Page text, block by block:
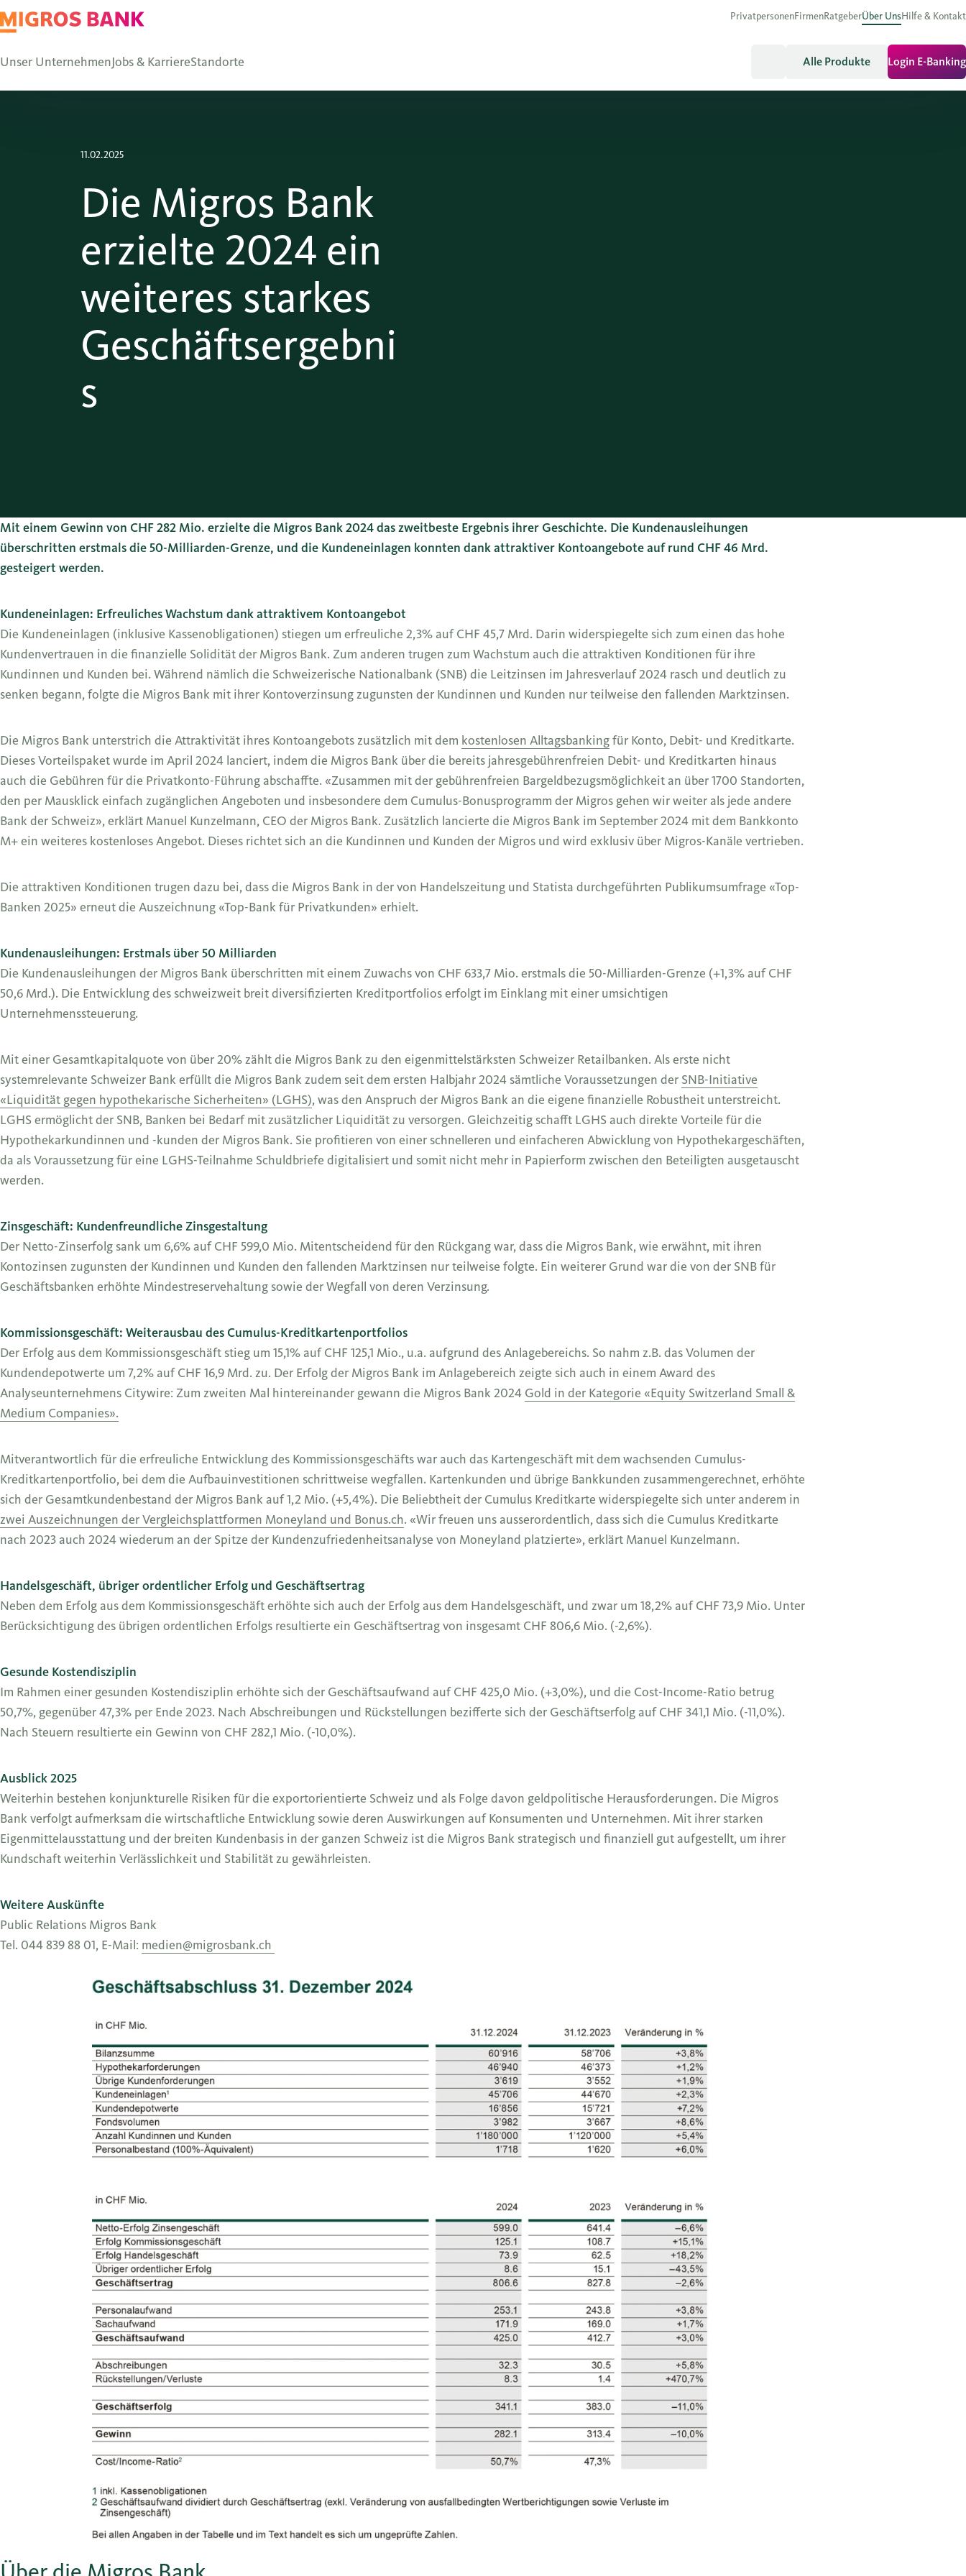
PrivatpersonenFirmenRatgeberÜber UnsHilfe & Kontakt
Unser UnternehmenJobs & KarriereStandorte Alle Produkte Login E-Banking
11.02.2025
Die Migros Bank
erzielte 2024 ein
weiteres starkes
Geschäftsergebni
s
Mit einem Gewinn von CHF 282 Mio. erzielte die Migros Bank 2024 das zweitbeste Ergebnis ihrer Geschichte. Die Kundenausleihungen
überschritten erstmals die 50-Milliarden-Grenze, und die Kundeneinlagen konnten dank attraktiver Kontoangebote auf rund CHF 46 Mrd.
gesteigert werden.
Kundeneinlagen: Erfreuliches Wachstum dank attraktivem Kontoangebot
Die Kundeneinlagen (inklusive Kassenobligationen) stiegen um erfreuliche 2,3% auf CHF 45,7 Mrd. Darin widerspiegelte sich zum einen das hohe
Kundenvertrauen in die finanzielle Solidität der Migros Bank. Zum anderen trugen zum Wachstum auch die attraktiven Konditionen für ihre
Kundinnen und Kunden bei. Während nämlich die Schweizerische Nationalbank (SNB) die Leitzinsen im Jahresverlauf 2024 rasch und deutlich zu
senken begann, folgte die Migros Bank mit ihrer Kontoverzinsung zugunsten der Kundinnen und Kunden nur teilweise den fallenden Marktzinsen.
Die Migros Bank unterstrich die Attraktivität ihres Kontoangebots zusätzlich mit dem kostenlosen Alltagsbankingfür Konto, Debit- und Kreditkarte.
Dieses Vorteilspaket wurde im April 2024 lanciert, indem die Migros Bank über die bereits jahresgebührenfreien Debit- und Kreditkarten hinaus
auch die Gebühren für die Privatkonto-Führung abschaffte. «Zusammen mit der gebührenfreien Bargeldbezugsmöglichkeit an über 1700 Standorten,
den per Mausklick einfach zugänglichen Angeboten und insbesondere dem Cumulus-Bonusprogramm der Migros gehen wir weiter als jede andere
Bank der Schweiz», erklärt Manuel Kunzelmann, CEO der Migros Bank. Zusätzlich lancierte die Migros Bank im September 2024 mit dem Bankkonto
M+ ein weiteres kostenloses Angebot. Dieses richtet sich an die Kundinnen und Kunden der Migros und wird exklusiv über Migros-Kanäle vertrieben.
Die attraktiven Konditionen trugen dazu bei, dass die Migros Bank in der von Handelszeitung und Statista durchgeführten Publikumsumfrage «Top-
Banken 2025» erneut die Auszeichnung «Top-Bank für Privatkunden» erhielt.
Kundenausleihungen: Erstmals über 50 Milliarden
Die Kundenausleihungen der Migros Bank überschritten mit einem Zuwachs von CHF 633,7 Mio. erstmals die 50-Milliarden-Grenze (+1,3% auf CHF
50,6 Mrd.). Die Entwicklung des schweizweit breit diversifizierten Kreditportfolios erfolgt im Einklang mit einer umsichtigen
Unternehmenssteuerung.
Mit einer Gesamtkapitalquote von über 20% zählt die Migros Bank zu den eigenmittelstärksten Schweizer Retailbanken. Als erste nicht
systemrelevante Schweizer Bank erfüllt die Migros Bank zudem seit dem ersten Halbjahr 2024 sämtliche Voraussetzungen der SNB-Initiative
«Liquidität gegen hypothekarische Sicherheiten» (LGHS), was den Anspruch der Migros Bank an die eigene finanzielle Robustheit unterstreicht.
LGHS ermöglicht der SNB, Banken bei Bedarf mit zusätzlicher Liquidität zu versorgen. Gleichzeitig schafft LGHS auch direkte Vorteile für die
Hypothekarkundinnen und -kunden der Migros Bank. Sie profitieren von einer schnelleren und einfacheren Abwicklung von Hypothekargeschäften,
da als Voraussetzung für eine LGHS-Teilnahme Schuldbriefe digitalisiert und somit nicht mehr in Papierform zwischen den Beteiligten ausgetauscht
werden.
Zinsgeschäft: Kundenfreundliche Zinsgestaltung
Der Netto-Zinserfolg sank um 6,6% auf CHF 599,0 Mio. Mitentscheidend für den Rückgang war, dass die Migros Bank, wie erwähnt, mit ihren
Kontozinsen zugunsten der Kundinnen und Kunden den fallenden Marktzinsen nur teilweise folgte. Ein weiterer Grund war die von der SNB für
Geschäftsbanken erhöhte Mindestreservehaltung sowie der Wegfall von deren Verzinsung.
Kommissionsgeschäft: Weiterausbau des Cumulus-Kreditkartenportfolios
Der Erfolg aus dem Kommissionsgeschäft stieg um 15,1% auf CHF 125,1 Mio., u.a. aufgrund des Anlagebereichs. So nahm z.B. das Volumen der
Kundendepotwerte um 7,2% auf CHF 16,9 Mrd. zu. Der Erfolg der Migros Bank im Anlagebereich zeigte sich auch in einem Award des
Analyseunternehmens Citywire: Zum zweiten Mal hintereinander gewann die Migros Bank 2024 Gold in der Kategorie «Equity Switzerland Small &
Medium Companies».
Mitverantwortlich für die erfreuliche Entwicklung des Kommissionsgeschäfts war auch das Kartengeschäft mit dem wachsenden Cumulus-
Kreditkartenportfolio, bei dem die Aufbauinvestitionen schrittweise wegfallen. Kartenkunden und übrige Bankkunden zusammengerechnet, erhöhte
sich der Gesamtkundenbestand der Migros Bank auf 1,2 Mio. (+5,4%). Die Beliebtheit der Cumulus Kreditkarte widerspiegelte sich unter anderem in
zwei Auszeichnungen der Vergleichsplattformen Moneyland und Bonus.ch. «Wir freuen uns ausserordentlich, dass sich die Cumulus Kreditkarte
nach 2023 auch 2024 wiederum an der Spitze der Kundenzufriedenheitsanalyse von Moneyland platzierte», erklärt Manuel Kunzelmann.
Handelsgeschäft, übriger ordentlicher Erfolg und Geschäftsertrag
Neben dem Erfolg aus dem Kommissionsgeschäft erhöhte sich auch der Erfolg aus dem Handelsgeschäft, und zwar um 18,2% auf CHF 73,9 Mio. Unter
Berücksichtigung des übrigen ordentlichen Erfolgs resultierte ein Geschäftsertrag von insgesamt CHF 806,6 Mio. (-2,6%).
Gesunde Kostendisziplin
Im Rahmen einer gesunden Kostendisziplin erhöhte sich der Geschäftsaufwand auf CHF 425,0 Mio. (+3,0%), und die Cost-Income-Ratio betrug
50,7%, gegenüber 47,3% per Ende 2023. Nach Abschreibungen und Rückstellungen bezifferte sich der Geschäftserfolg auf CHF 341,1 Mio. (-11,0%).
Nach Steuern resultierte ein Gewinn von CHF 282,1 Mio. (-10,0%).
Ausblick 2025
Weiterhin bestehen konjunkturelle Risiken für die exportorientierte Schweiz und als Folge davon geldpolitische Herausforderungen. Die Migros
Bank verfolgt aufmerksam die wirtschaftliche Entwicklung sowie deren Auswirkungen auf Konsumenten und Unternehmen. Mit ihrer starken
Eigenmittelausstattung und der breiten Kundenbasis in der ganzen Schweiz ist die Migros Bank strategisch und finanziell gut aufgestellt, um ihrer
Kundschaft weiterhin Verlässlichkeit und Stabilität zu gewährleisten.
Weitere Auskünfte
Public Relations Migros Bank
Tel. 044 839 88 01, E-Mail: medien@migrosbank.ch